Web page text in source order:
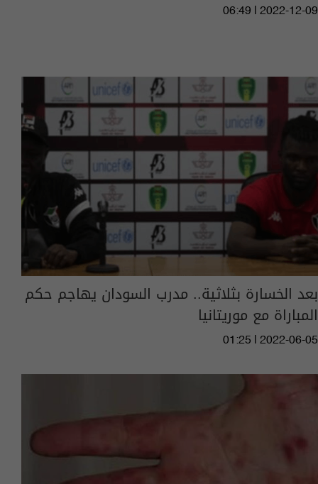
06:49 | 2022-12-09
بعد الخسارة بثلاثية.. مدرب السودان يهاجم حكم
المباراة مع موريتانيا
01:25 | 2022-06-05